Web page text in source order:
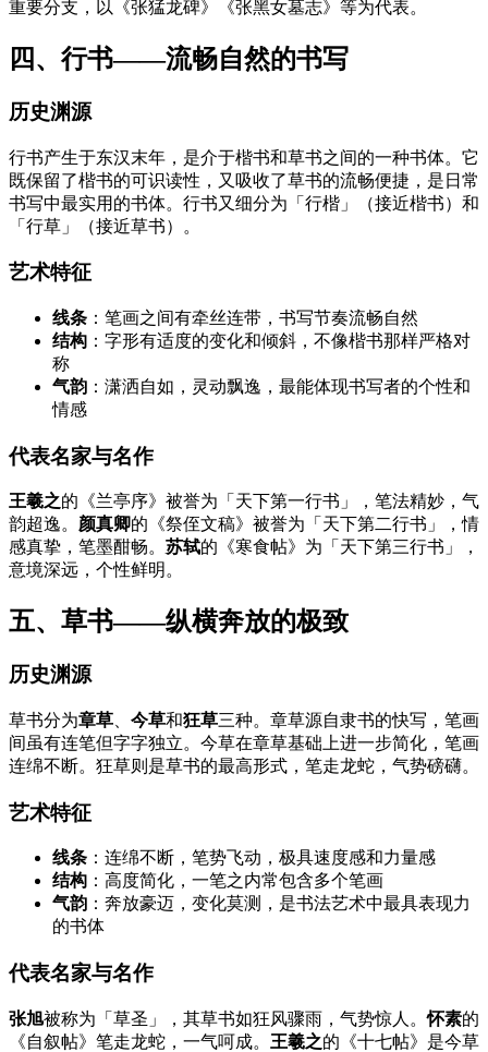
重要分支，以《张猛龙碑》《张黑女墓志》等为代表。
四、行书——流畅自然的书写
历史渊源
行书产生于东汉末年，是介于楷书和草书之间的一种书体。它
既保留了楷书的可识读性，又吸收了草书的流畅便捷，是日常
书写中最实用的书体。行书又细分为「行楷」（接近楷书）和
「行草」（接近草书）。
艺术特征
线条 ：笔画之间有牵丝连带，书写节奏流畅自然
结构 ：字形有适度的变化和倾斜，不像楷书那样严格对
称
气韵 ：潇洒自如，灵动飘逸，最能体现书写者的个性和
情感
代表名家与名作
王羲之的《兰亭序》被誉为「天下第一行书」，笔法精妙，气
韵超逸。 颜真卿的《祭侄文稿》被誉为「天下第二行书」，情
感真挚，笔墨酣畅。 苏轼的《寒食帖》为「天下第三行书」，
意境深远，个性鲜明。
五、草书——纵横奔放的极致
历史渊源
草书分为章草 今草和狂草三种。章草源自隶书的快写，笔画
间虽有连笔但字字独立。今草在章草基础上进一步简化，笔画
连绵不断。狂草则是草书的最高形式，笔走龙蛇，气势磅礴。
艺术特征
线条 ：连绵不断，笔势飞动，极具速度感和力量感
结构 ：高度简化，一笔之内常包含多个笔画
气韵 ：奔放豪迈，变化莫测，是书法艺术中最具表现力
的书体
代表名家与名作
张旭被称为「草圣」，其草书如狂风骤雨，气势惊人。怀素的
《自叙帖》笔走龙蛇，一气呵成。 王羲之的《十七帖》是今草